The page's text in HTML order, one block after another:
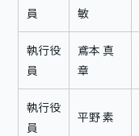
員
敏
執行役
員
鳶本 真
章
執行役
員
平野 素